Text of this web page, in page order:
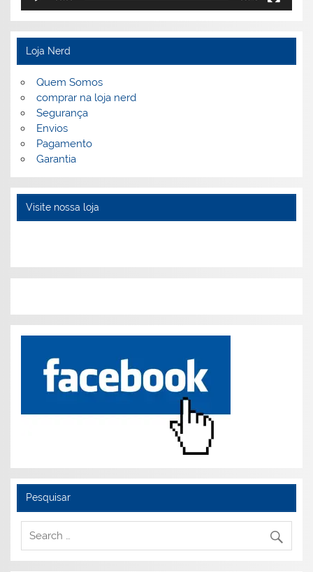
Loja Nerd
Quem Somos
comprar na loja nerd
Segurança
Envios
Pagamento
Garantia
Visite nossa loja
Pesquisar